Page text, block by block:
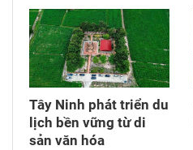
Tây Ninh phát triển du
lịch bền vững từ di
sản văn hóa